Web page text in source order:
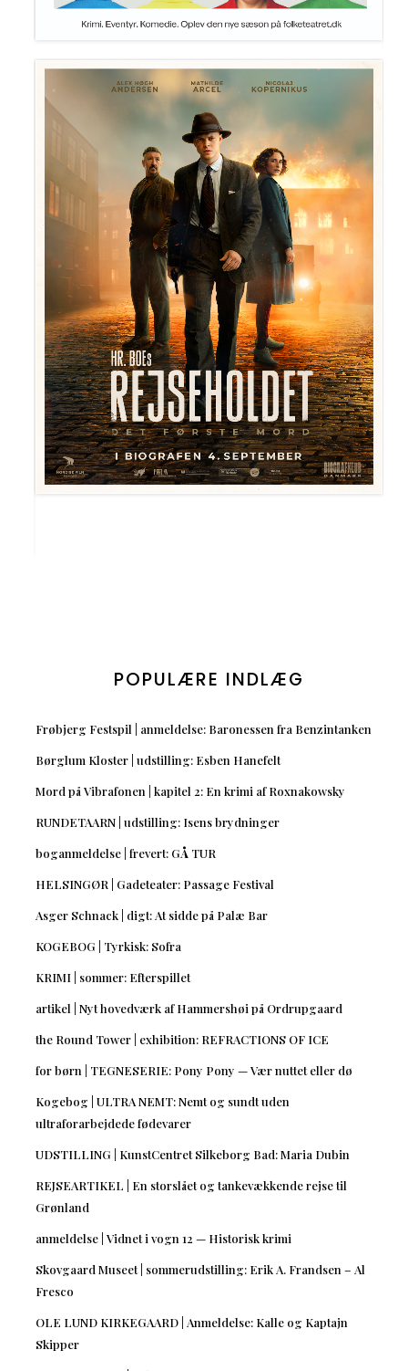
POPULÆRE INDLÆG
Frøbjerg Festspil | anmeldelse: Baronessen fra Benzintanken
Børglum Kloster | udstilling: Esben Hanefelt
Mord på Vibrafonen | kapitel 2: En krimi af Roxnakowsky
RUNDETAARN | udstilling: Isens brydninger
boganmeldelse | frevert: GÅ TUR
HELSINGØR | Gadeteater: Passage Festival
Asger Schnack | digt: At sidde på Palæ Bar
KOGEBOG | Tyrkisk: Sofra
KRIMI | sommer: Efterspillet
artikel | Nyt hovedværk af Hammershøi på Ordrupgaard
the Round Tower | exhibition: REFRACTIONS OF ICE
for børn | TEGNESERIE: Pony Pony — Vær nuttet eller dø
Kogebog | ULTRA NEMT: Nemt og sundt uden
ultraforarbejdede fødevarer
UDSTILLING | KunstCentret Silkeborg Bad: Maria Dubin
REJSEARTIKEL | En storslået og tankevækkende rejse til
Grønland
anmeldelse | Vidnet i vogn 12 — Historisk krimi
Skovgaard Museet | sommerudstilling: Erik A. Frandsen – Al
Fresco
OLE LUND KIRKEGAARD | Anmeldelse: Kalle og Kaptajn
Skipper